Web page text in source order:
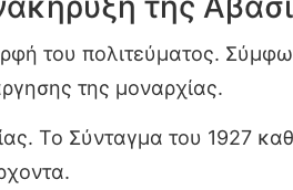
του πολιτεύματος.
της μοναρχίας.
Το Σύνταγμα του 1927